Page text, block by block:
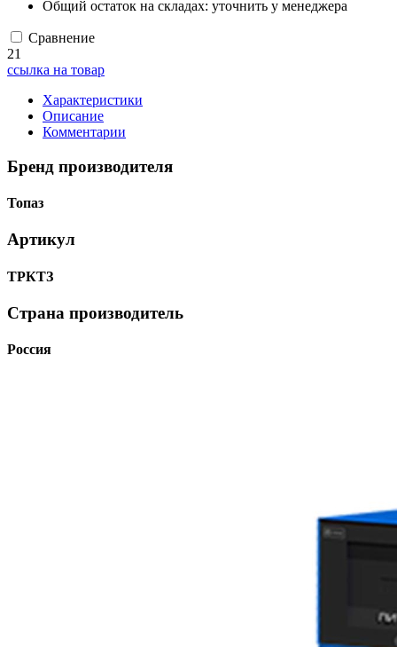
Общий остаток на складах: уточнить у менеджера
Сравнение
21
ссылка на товар
Характеристики
Описание
Комментарии
Бренд производителя
Топаз
Артикул
ТРКТЗ
Страна производитель
Россия